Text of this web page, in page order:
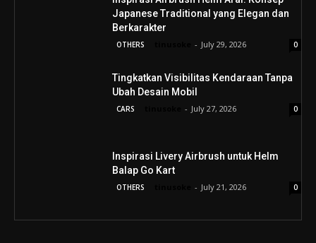
Japanese Traditional yang Elegan dan
Berkarakter
OTHERS - July 29, 2026 0
Tingkatkan Visibilitas Kendaraan Tanpa
Ubah Desain Mobil
CARS - July 27, 2026 0
Inspirasi Livery Airbrush untuk Helm
Balap Go Kart
OTHERS - July 21, 2026 0